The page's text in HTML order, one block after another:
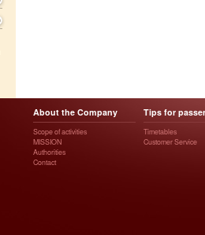
About the Company
Scope of activities
MISSION
Authorities
Contact
Tips for
Timetables
Customer Service